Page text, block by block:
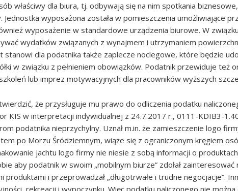
właściwy dla biura, tj. odbywają się na nim spotkania
Jednostka wyposażona została w pomieszczenia umożliwiające
wyposażenie w standardowe urządzenia biurowe. W
wydatków związanych z wynajmem i utrzymaniem
stanowi dla podatnika także zaplecze noclegowe, które będzie
w związku z pełnieniem obowiązków. Podatnik przewiduje też
lub imprez motywacyjnych dla pracowników wyższych
że przysługuje mu prawo do odliczenia podatku
KIS w interpretacji indywidualnej z 24.7.2017 r., 0111-KDIB3-
podatnika nieprzychylny. Uznał m.in. że zamieszczenie logo
po Morzu Śródziemnym, wiąże się z ograniczonym kręgiem
jachtu logo firmy nie niesie z sobą informacji o
aby podatnik w swoim „mobilnym biurze” zdołał
produktami i przeprowadzał „długotrwałe i trudne negocjacje”.